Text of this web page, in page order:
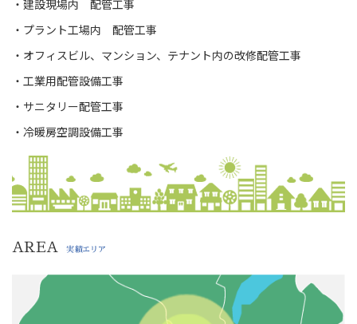
・建設現場内 配管工事
・プラント工場内 配管工事
・オフィスビル、マンション、テナント内の改修配管工事
・工業用配管設備工事
・サニタリー配管工事
・冷暖房空調設備工事
AREA 実績エリア